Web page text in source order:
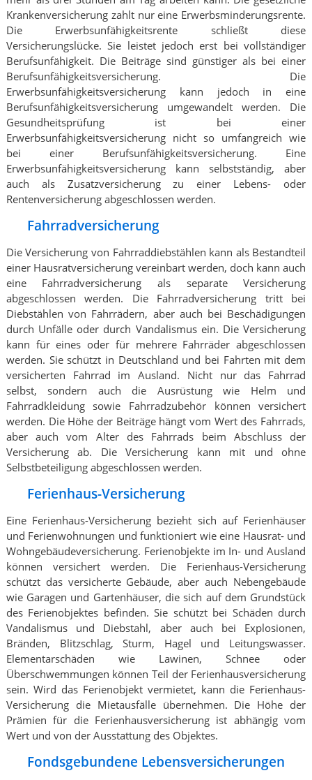
Krankenversicherung zahlt nur eine Erwerbsminderungsrente.
Die Erwerbsunfähigkeitsrente schließt diese
Versicherungslücke. Sie leistet jedoch erst bei vollständiger
Berufsunfähigkeit. Die Beiträge sind günstiger als bei einer
Berufsunfähigkeitsversicherung. Die
Erwerbsunfähigkeitsversicherung kann jedoch in eine
Berufsunfähigkeitsversicherung umgewandelt werden. Die
Gesundheitsprüfung ist bei einer
Erwerbsunfähigkeitsversicherung nicht so umfangreich wie
bei einer Berufsunfähigkeitsversicherung. Eine
Erwerbsunfähigkeitsversicherung kann selbstständig, aber
auch als Zusatzversicherung zu einer Lebens- oder
Rentenversicherung abgeschlossen werden.
Fahrradversicherung
Die Versicherung von Fahrraddiebstählen kann als Bestandteil
einer Hausratversicherung vereinbart werden, doch kann auch
eine Fahrradversicherung als separate Versicherung
abgeschlossen werden. Die Fahrradversicherung tritt bei
Diebstählen von Fahrrädern, aber auch bei Beschädigungen
durch Unfälle oder durch Vandalismus ein. Die Versicherung
kann für eines oder für mehrere Fahrräder abgeschlossen
werden. Sie schützt in Deutschland und bei Fahrten mit dem
versicherten Fahrrad im Ausland. Nicht nur das Fahrrad
selbst, sondern auch die Ausrüstung wie Helm und
Fahrradkleidung sowie Fahrradzubehör können versichert
werden. Die Höhe der Beiträge hängt vom Wert des Fahrrads,
aber auch vom Alter des Fahrrads beim Abschluss der
Versicherung ab. Die Versicherung kann mit und ohne
Selbstbeteiligung abgeschlossen werden.
Ferienhaus-Versicherung
Eine Ferienhaus-Versicherung bezieht sich auf Ferienhäuser
und Ferienwohnungen und funktioniert wie eine Hausrat- und
Wohngebäudeversicherung. Ferienobjekte im In- und Ausland
können versichert werden. Die Ferienhaus-Versicherung
schützt das versicherte Gebäude, aber auch Nebengebäude
wie Garagen und Gartenhäuser, die sich auf dem Grundstück
des Ferienobjektes befinden. Sie schützt bei Schäden durch
Vandalismus und Diebstahl, aber auch bei Explosionen,
Bränden, Blitzschlag, Sturm, Hagel und Leitungswasser.
Elementarschäden wie Lawinen, Schnee oder
Überschwemmungen können Teil der Ferienhausversicherung
sein. Wird das Ferienobjekt vermietet, kann die Ferienhaus-
Versicherung die Mietausfälle übernehmen. Die Höhe der
Prämien für die Ferienhausversicherung ist abhängig vom
Wert und von der Ausstattung des Objektes.
Fondsgebundene Lebensversicherungen